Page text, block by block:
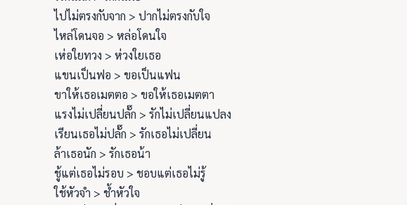
ไปไม่ตรงกับจาก > ปากไม่ตรงกับใจ
ไหล่โดนจอ > หล่อโดนใจ
เห่อใยทวง > ห่วงใยเธอ
แขนเป็นฟอ > ขอเป็นแฟน
ขาให้เธอเมตตอ > ขอให้เธอเมตตา
แรงไม่เปลี่ยนปลั๊ก > รักไม่เปลี่ยนแปลง
เรียนเธอไม่ปลั๊ก > รักเธอไม่เปลี่ยน
ล้าเธอนัก > รักเธอน้า
ชู้แต่เธอไม่รอบ > ชอบแต่เธอไม่รู้
ใช้หัวจำ > ช้ำหัวใจ